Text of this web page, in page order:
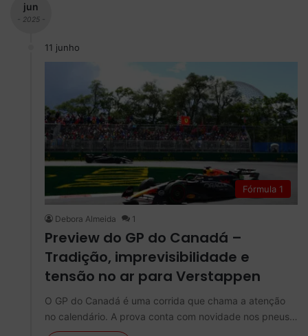
jun
- 2025 -
11 junho
Fórmula 1
Debora Almeida 1
Preview do GP do Canadá –
Tradição, imprevisibilidade e
tensão no ar para Verstappen
O GP do Canadá é uma corrida que chama a atenção
no calendário. A prova conta com novidade nos pneus…